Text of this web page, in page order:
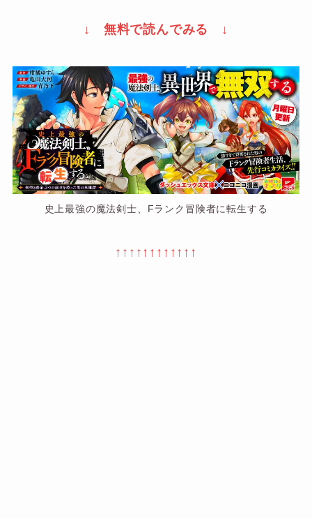
↓ 無料で読んでみる ↓
史上最強の魔法剣士、Fランク冒険者に転生する
↑↑↑↑↑↑↑↑↑↑↑↑